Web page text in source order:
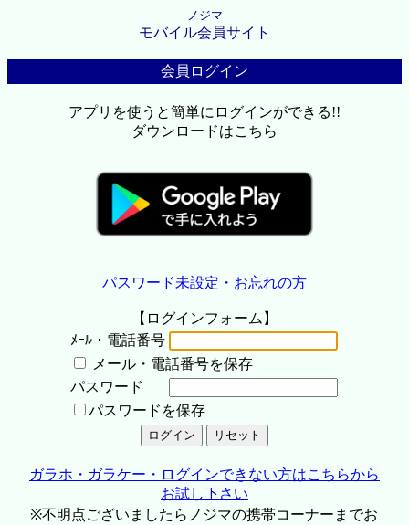
ノジマ
モバイル会員サイト
会員ログイン
アプリを使うと簡単にログインができる!!
ダウンロードはこちら
パスワード未設定・お忘れの方
【ログインフォーム】
ﾒｰﾙ・電話番号
メール・電話番号を保存
パスワード
パスワードを保存
ガラホ・ガラケー・ログインできない方はこちらから
お試し下さい
※不明点ございましたらノジマの携帯コーナーまでお